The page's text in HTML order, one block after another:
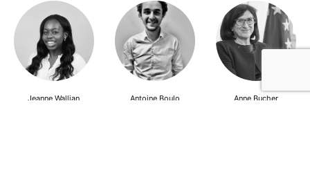
Jeanne Wallian Antoine Boulo Anne Bucher